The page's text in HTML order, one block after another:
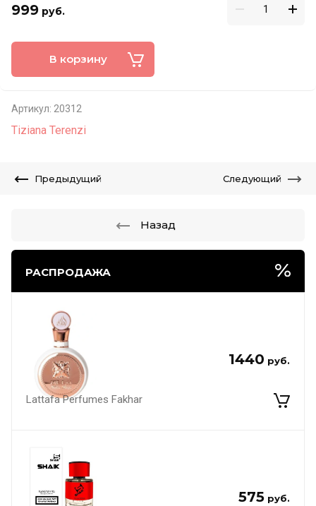
999 руб.
В корзину
Артикул: 20312
Tiziana Terenzi
Предыдущий Следующий
Назад
РАСПРОДАЖА
1440 руб.
Lattafa Perfumes Fakhar
575 руб.